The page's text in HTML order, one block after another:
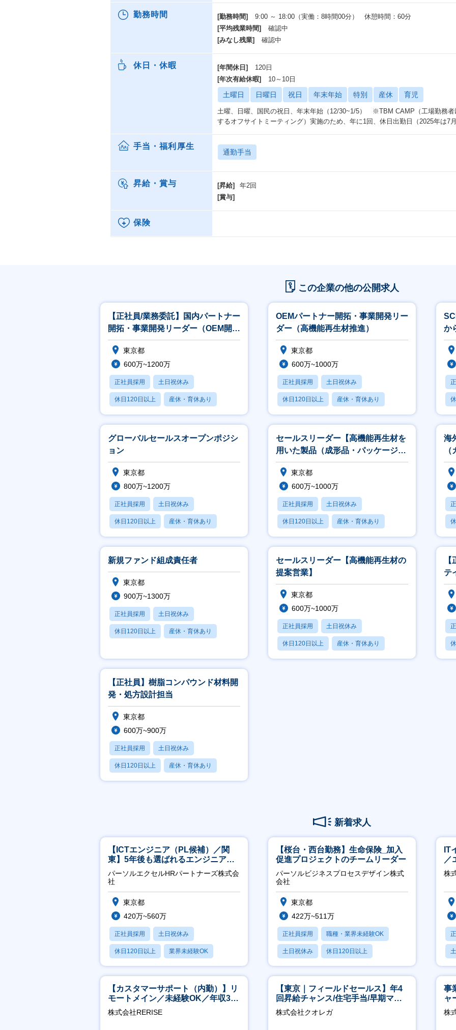
勤務時間 [勤務時間]
9:00 ～ 18:00（実働：8時間00分） 休憩時間：60分
[平均残業時間]
確認中
[みなし残業]
確認中
休日・休暇 [年間休日]
120日
[年次有給休暇]
10～10日
土曜日 日曜日 祝日 年末年始 特別 産休 育児
土曜、日曜、国民の祝日、年末年始（12/30~1/5） ※TBM CAMP（工場勤務者
するオフサイトミーティング）実施のため、年に1回、休日出勤日（2025年は7
手当・福利厚生
通勤手当
昇給・賞与 [昇給]
年2回
[賞与]
保険
この企業の他の公開求人
【正社員/業務委託】国内パートナー
開拓・事業開発リーダー（OEM開
拓）（高機能再生材推進）
東京都
600万~1200万
正社員採用 土日祝休み
休日120日以上 産休・育休あり
学歴不問
OEMパートナー開拓・事業開発リー
ダー（高機能再生材推進）
東京都
600万~1000万
正社員採用 土日祝休み
休日120日以上 産休・育休あり
学歴不問
か
を
グローバルセールスオープンポジシ
ョン
東京都
800万~1200万
正社員採用 土日祝休み
休日120日以上 産休・育休あり
学歴不問
セールスリーダー【高機能再生材を
用いた製品（成形品・パッケージ
等）の提案営業】
東京都
600万~1000万
正社員採用 土日祝休み
休日120日以上 産休・育休あり
学歴不問
海
新規ファンド組成責任者
東京都
900万~1300万
正社員採用 土日祝休み
休日120日以上 産休・育休あり
セールスリーダー【高機能再生材の
提案営業】
東京都
600万~1000万
正社員採用 土日祝休み
休日120日以上 産休・育休あり
学歴不問
テ
ボ
【正社員】樹脂コンパウンド材料開
発・処方設計担当
東京都
600万~900万
正社員採用 土日祝休み
休日120日以上 産休・育休あり
学歴不問
新着求人
【ICTエンジニア（PL候補）／関
東】5年後も選ばれるエンジニアへ
／チーム運営・体制構築
パーソルエクセルHRパートナーズ株式会
社
東京都
420万~560万
正社員採用 土日祝休み
休日120日以上 業界未経験OK
月残業20時間以内
【桜台・西台勤務】生命保険_加入
促進プロジェクトのチームリーダー
パーソルビジネスプロセスデザイン株式
会社
東京都
422万~511万
正社員採用 職種・業界未経験OK
土日祝休み 休日120日以上
産休・育休あり
IT
／
ジ
株
【カスタマーサポート（内勤）】リ
モートメイン／未経験OK／年収340
万～／年間休日125日
株式会社RERISE
【東京｜フィールドセールス】年4
回昇給チャンス/住宅手当/早期マネ
ジメント機会あり！
株式会社クオレガ
事
ャ
株